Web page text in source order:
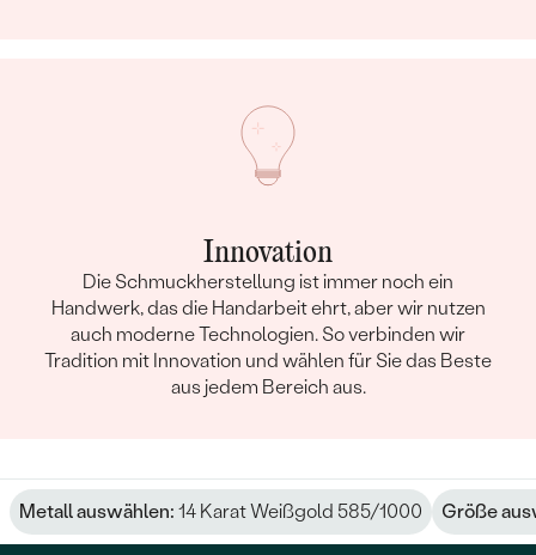
Innovation
Die Schmuckherstellung ist immer noch ein
Handwerk, das die Handarbeit ehrt, aber wir nutzen
auch moderne Technologien. So verbinden wir
Tradition mit Innovation und wählen für Sie das Beste
aus jedem Bereich aus.
Metall auswählen: 14 Karat Weißgold 585/1000 Größe